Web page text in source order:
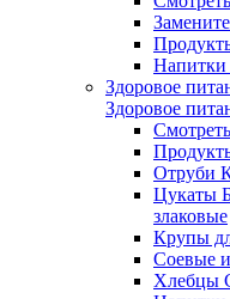
Напитки
Здоровое
Здоровое
Отруби
Цукаты
злаковые
Крупы
Соевые
Хлебцы